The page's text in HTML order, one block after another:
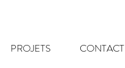
PROJETS CONTACT